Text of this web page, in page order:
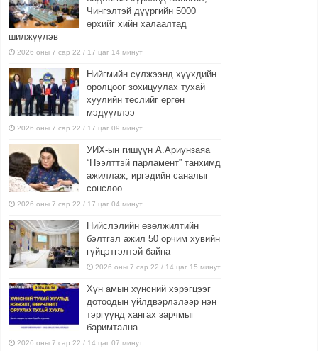
Чингэлтэй дүүргийн 5000
өрхийг хийн халаалтад
шилжүүлэв
2026 оны 7 сар 22 / 17 цаг 14 минут
Нийгмийн сүлжээнд хүүхдийн
оролцоог зохицуулах тухай
хуулийн төслийг өргөн
мэдүүллээ
2026 оны 7 сар 22 / 17 цаг 09 минут
УИХ-ын гишүүн А.Ариунзаяа
“Нээлттэй парламент” танхимд
ажиллаж, иргэдийн саналыг
сонслоо
2026 оны 7 сар 22 / 17 цаг 04 минут
Нийслэлийн өвөлжилтийн
бэлтгэл ажил 50 орчим хувийн
гүйцэтгэлтэй байна
2026 оны 7 сар 22 / 14 цаг 15 минут
Хүн амын хүнсний хэрэгцээг
дотоодын үйлдвэрлэлээр нэн
тэргүүнд хангах зарчмыг
баримтална
2026 оны 7 сар 22 / 14 цаг 07 минут